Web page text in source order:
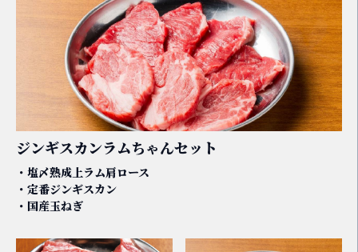
ジンギスカンラムちゃんセット
・塩〆熟成上ラム肩ロース
・定番ジンギスカン
・国産玉ねぎ